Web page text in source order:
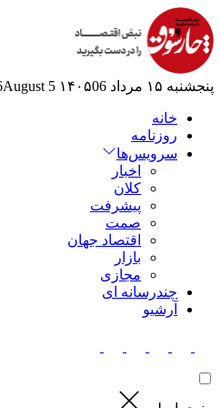
پنجشنبه ۱۵ مرداد ۱۴۰۵ 06 2026August 5 شعبان 2026
خانه
روزنامه
سرویس‌ها
اخبار
کلان
پیشرفت
صمت
اقتصاد جهان
بازار
مجازی
چندرسانه ای
آرشیو